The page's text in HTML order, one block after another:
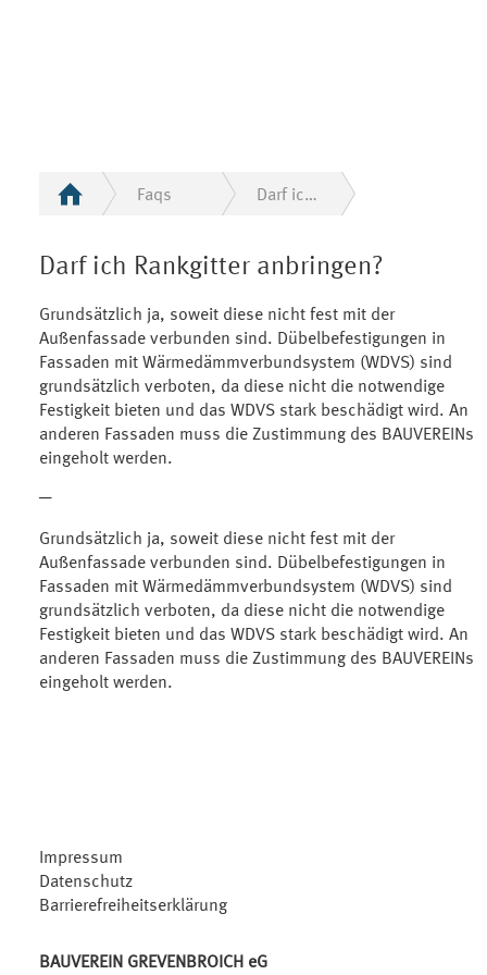
Faqs Darf ich Rankgitter anbringen?
Darf ich Rankgitter anbringen?
Grundsätzlich ja, soweit diese nicht fest mit der
Außenfassade verbunden sind. Dübelbefestigungen in
Fassaden mit Wärmedämmverbundsystem (WDVS) sind
grundsätzlich verboten, da diese nicht die notwendige
Festigkeit bieten und das WDVS stark beschädigt wird. An
anderen Fassaden muss die Zustimmung des BAUVEREINs
eingeholt werden.
─
Grundsätzlich ja, soweit diese nicht fest mit der
Außenfassade verbunden sind. Dübelbefestigungen in
Fassaden mit Wärmedämmverbundsystem (WDVS) sind
grundsätzlich verboten, da diese nicht die notwendige
Festigkeit bieten und das WDVS stark beschädigt wird. An
anderen Fassaden muss die Zustimmung des BAUVEREINs
eingeholt werden.
Impressum
Datenschutz
Barrierefreiheitserklärung
BAUVEREIN GREVENBROICH eG